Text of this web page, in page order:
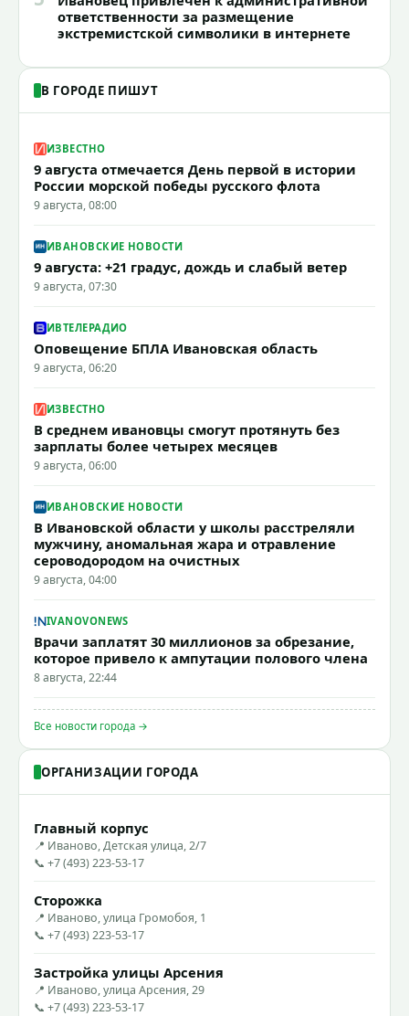
ответственности за размещение
экстремистской символики в интернете
В ГОРОДЕ ПИШУТ
ИЗВЕСТНО
9 августа отмечается День первой в истории
России морской победы русского флота
9 августа, 08:00
ИВАНОВСКИЕ НОВОСТИ
9 августа: +21 градус, дождь и слабый ветер
9 августа, 07:30
ИВТЕЛЕРАДИО
Оповещение БПЛА Ивановская область
9 августа, 06:20
ИЗВЕСТНО
В среднем ивановцы смогут протянуть без
зарплаты более четырех месяцев
9 августа, 06:00
ИВАНОВСКИЕ НОВОСТИ
В Ивановской области у школы расстреляли
мужчину, аномальная жара и отравление
сероводородом на очистных
9 августа, 04:00
IVANOVONEWS
Врачи заплатят 30 миллионов за обрезание,
которое привело к ампутации полового члена
8 августа, 22:44
Все новости города →
ОРГАНИЗАЦИИ ГОРОДА
Главный корпус
📍 Иваново, Детская улица, 2/7
📞 +7 (493) 223-53-17
Сторожка
📍 Иваново, улица Громобоя, 1
📞 +7 (493) 223-53-17
Застройка улицы Арсения
📍 Иваново, улица Арсения, 29
📞 +7 (493) 223-53-17